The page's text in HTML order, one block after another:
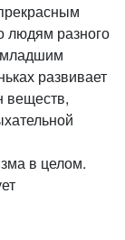
людям разного
младшим
развивает
веществ,
в целом.